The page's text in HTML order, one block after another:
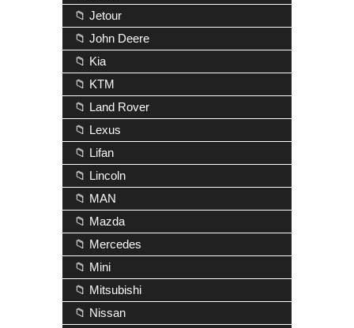
📁 Jetour
📁 John Deere
📁 Kia
📁 KTM
📁 Land Rover
📁 Lexus
📁 Lifan
📁 Lincoln
📁 MAN
📁 Mazda
📁 Mercedes
📁 Mini
📁 Mitsubishi
📁 Nissan